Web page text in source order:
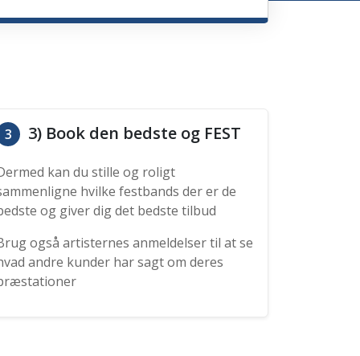
3 3) Book den bedste og FEST
kan du stille og roligt
hvilke festbands der er de
og giver dig det bedste tilbud
også artisternes anmeldelser til at se
andre kunder har sagt om deres